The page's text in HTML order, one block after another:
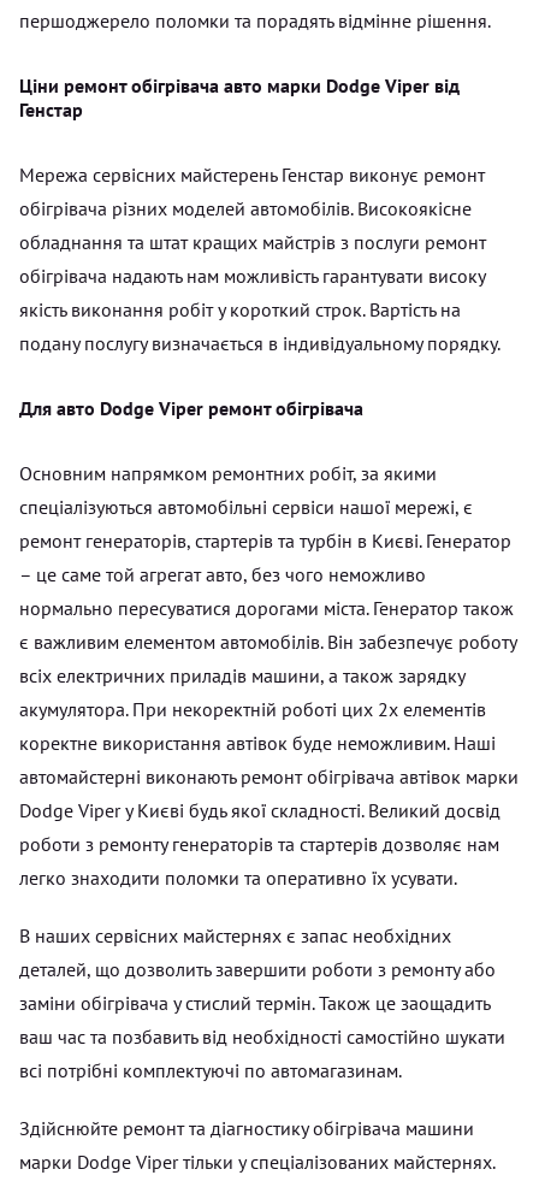
першоджерело поломки та порадять відмінне рішення.
Ціни ремонт обігрівача авто марки Dodge Viper від
Генстар
Мережа сервісних майстерень Генстар виконує ремонт
обігрівача різних моделей автомобілів. Високоякісне
обладнання та штат кращих майстрів з послуги ремонт
обігрівача надають нам можливість гарантувати високу
якість виконання робіт у короткий строк. Вартість на
подану послугу визначається в індивідуальному порядку.
Для авто Dodge Viper ремонт обігрівача
Основним напрямком ремонтних робіт, за якими
спеціалізуються автомобільні сервіси нашої мережі, є
ремонт генераторів, стартерів та турбін в Києві. Генератор
– це саме той агрегат авто, без чого неможливо
нормально пересуватися дорогами міста. Генератор також
є важливим елементом автомобілів. Він забезпечує роботу
всіх електричних приладів машини, а також зарядку
акумулятора. При некоректній роботі цих 2х елементів
коректне використання автівок буде неможливим. Наші
автомайстерні виконають ремонт обігрівача автівок марки
Dodge Viper у Києві будь якої складності. Великий досвід
роботи з ремонту генераторів та стартерів дозволяє нам
легко знаходити поломки та оперативно їх усувати.
В наших сервісних майстернях є запас необхідних
деталей, що дозволить завершити роботи з ремонту або
заміни обігрівача у стислий термін. Також це заощадить
ваш час та позбавить від необхідності самостійно шукати
всі потрібні комплектуючі по автомагазинам.
Здійснюйте ремонт та діагностику обігрівача машини
марки Dodge Viper тільки у спеціалізованих майстернях.